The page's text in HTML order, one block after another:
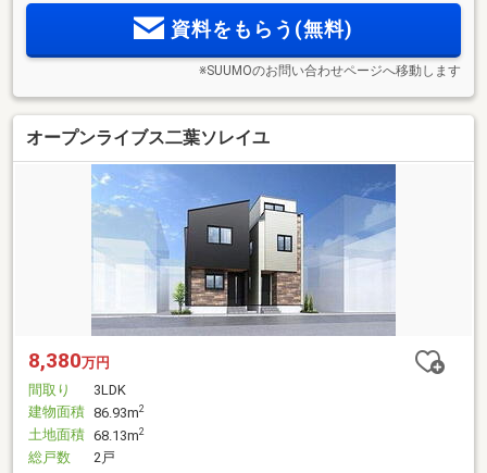
資料をもらう(無料)
※SUUMOのお問い合わせページへ移動します
オープンライブス二葉ソレイユ
8,380万円
間取り
3LDK
建物面積 86.93m2
土地面積 68.13m2
総戸数
2戸